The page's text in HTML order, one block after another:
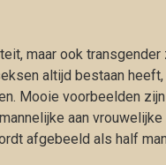
maar ook transgender
altijd bestaan
Mooie voorbeelden
aan
afgebeeld als half